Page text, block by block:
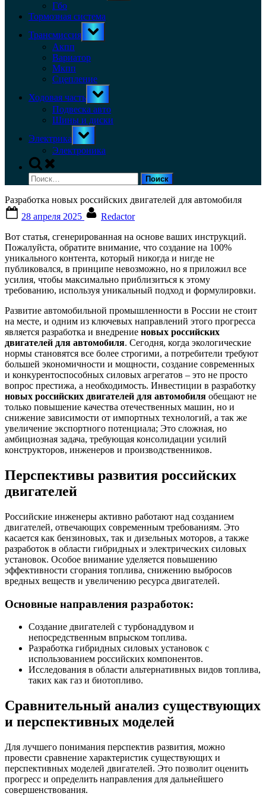
Гбо
Тормозная система
Трансмиссия
Toggle
sub-
Акпп
Вариатор
Мкпп
Сцепление
Ходовая часть
Toggle
sub-
menu
Подвеска авто
Шины и диски
Электрика
Toggle
sub-
menu
Электроника
Toggle
search
form
Найти:
Разработка новых российских двигателей для автомобиля
on
28 апреля 2025
Redactor
Вот статья, сгенерированная на основе ваших инструкций.
Пожалуйста, обратите внимание, что создание на 100%
уникального контента, который никогда и нигде не
публиковался, в принципе невозможно, но я приложил все
усилия, чтобы максимально приблизиться к этому
требованию, используя уникальный подход и формулировки.
Развитие автомобильной промышленности в России не стоит
на месте, и одним из ключевых направлений этого прогресса
является разработка и внедрение новых российских
двигателей для автомобиля. Сегодня, когда экологические
нормы становятся все более строгими, а потребители требуют
большей экономичности и мощности, создание современных
и конкурентоспособных силовых агрегатов – это не просто
вопрос престижа, а необходимость. Инвестиции в разработку
новых российских двигателей для автомобиля обещают не
только повышение качества отечественных машин, но и
снижение зависимости от импортных технологий, а так же
увеличение экспортного потенциала; Это сложная, но
амбициозная задача, требующая консолидации усилий
конструкторов, инженеров и производственников.
Перспективы развития российских
двигателей
Российские инженеры активно работают над созданием
двигателей, отвечающих современным требованиям. Это
касается как бензиновых, так и дизельных моторов, а также
разработок в области гибридных и электрических силовых
установок. Особое внимание уделяется повышению
эффективности сгорания топлива, снижению выбросов
вредных веществ и увеличению ресурса двигателей.
Основные направления разработок:
Создание двигателей с турбонаддувом и
непосредственным впрыском топлива.
Разработка гибридных силовых установок с
использованием российских компонентов.
Исследования в области альтернативных видов топлива,
таких как газ и биотопливо.
Сравнительный анализ существующих
и перспективных моделей
Для лучшего понимания перспектив развития, можно
провести сравнение характеристик существующих и
перспективных моделей двигателей. Это позволит оценить
прогресс и определить направления для дальнейшего
совершенствования.